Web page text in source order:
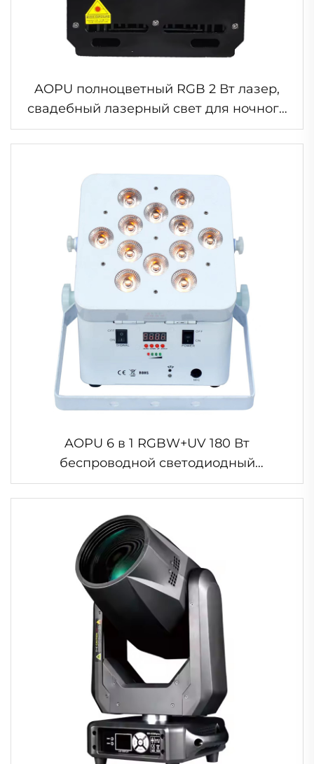
AOPU полноцветный RGB 2 Вт лазер,
свадебный лазерный свет для ночного
клуба, Рождество
AOPU 6 в 1 RGBW+UV 180 Вт
беспроводной светодиодный
прожектор с аккумулятором для
свадьбы и вечеринки с увеличенной
емкостью аккумулятора